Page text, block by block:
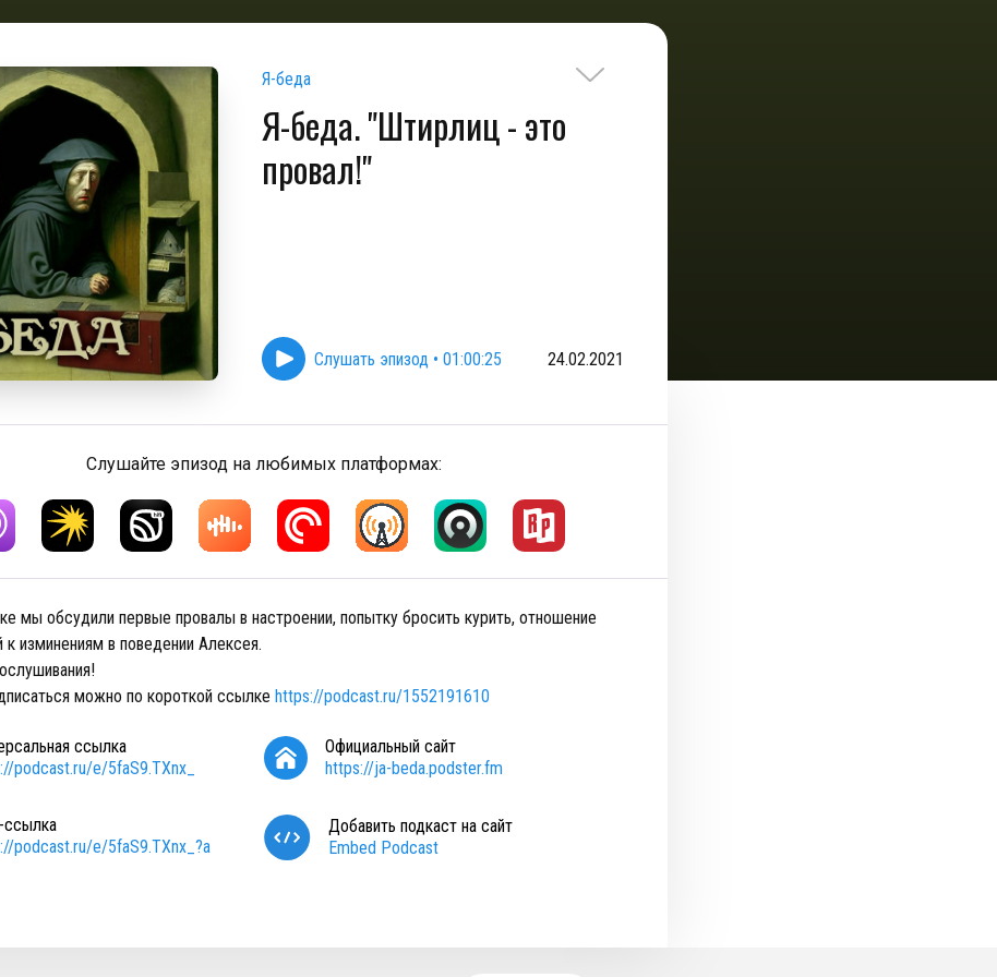
Я-беда
Я-беда. "Штирлиц - это
провал!"
Слушать эпизод • 01:00:25 24.02.2021
Слушайте эпизод на любимых платформах:
мы обсудили первые провалы в настроении, попытку бросить курить, отношение
изминениям в поведении Алексея.
можно по короткой ссылке https://podcast.ru/1552191610
ссылка
podcast.ru/e/5faS9.TXnx_
Официальный сайт
https://ja-beda.podster.fm
ссылка
podcast.ru/e/5faS9.TXnx_?a
Добавить подкаст на сайт
Embed Podcast